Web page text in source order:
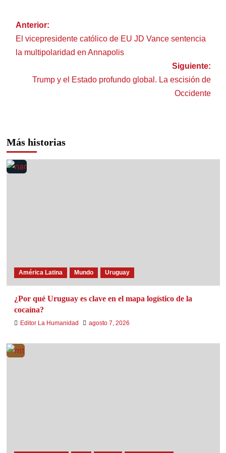
Anterior:
El vicepresidente católico de EU JD Vance sentencia
la multipolaridad en Annapolis
Siguiente:
Trump y el Estado profundo global. La escisión de
Occidente
Más historias
América Latina Mundo Uruguay
¿Por qué Uruguay es clave en el mapa logístico de la
cocaína?
Editor La Humanidad agosto 7, 2026